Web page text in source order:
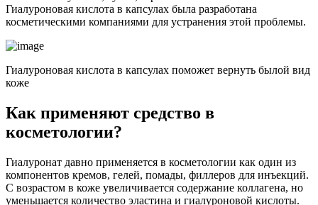
Гиалуроновая кислота в капсулах была разработана
косметическими компаниями для устранения этой проблемы.
Гиалуроновая кислота в капсулах поможет вернуть былой вид
коже
Как применяют средство в
косметологии?
Гиалуронат давно применяется в косметологии как один из
компонентов кремов, гелей, помады, филлеров для инъекций.
С возрастом в коже увеличивается содержание коллагена, но
уменьшается количество эластина и гиалуроновой кислоты.